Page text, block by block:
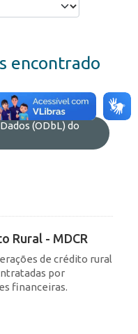
encontrado
(ODbL) do
Rural - MDCR
de crédito rural
por
financeiras.